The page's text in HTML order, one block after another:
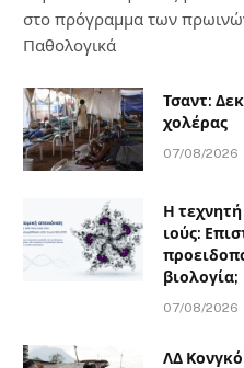
στο πρόγραμμα των
Παθολογικά
Τσαντ:
χολέρας
07/08/2026
Η
ιούς:
βιολογία;
07/08/2026
ΛΔ